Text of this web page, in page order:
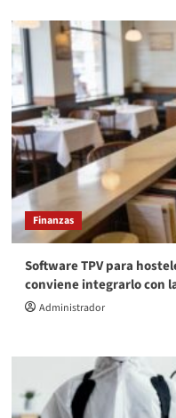
Finanzas
Software TPV para
conviene integrarlo con
Administrador